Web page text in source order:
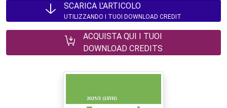
SCARICA L'ARTICOLO
UTILIZZANDO I TUOI DOWNLOAD CREDIT
ACQUISTA QUI I TUOI
DOWNLOAD CREDITS